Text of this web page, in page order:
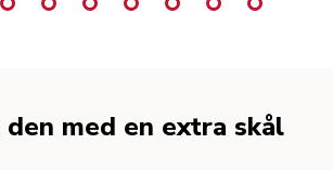
den med en extra skål